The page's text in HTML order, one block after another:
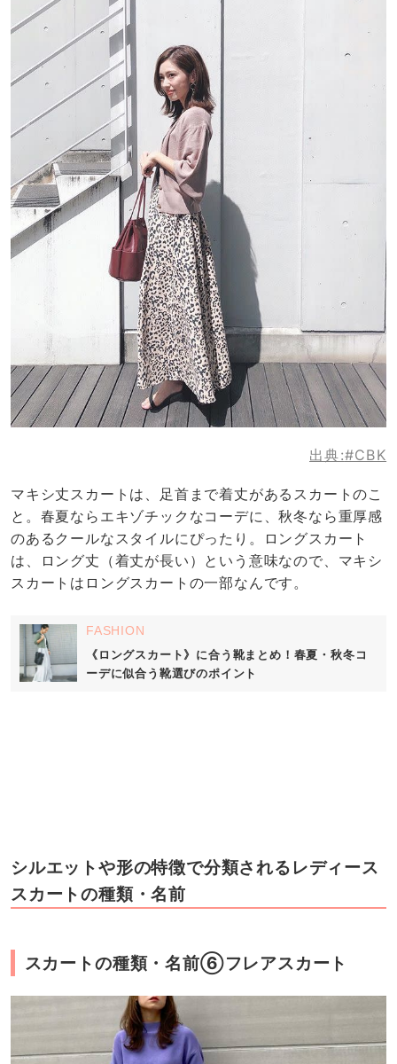
出典:#CBK
マキシ丈スカートは、足首まで着丈があるスカートのこ
と。春夏ならエキゾチックなコーデに、秋冬なら重厚感
のあるクールなスタイルにぴったり。ロングスカート
は、ロング丈（着丈が長い）という意味なので、マキシ
スカートはロングスカートの一部なんです。
FASHION
《ロングスカート》に合う靴まとめ！春夏・秋冬コ
ーデに似合う靴選びのポイント
シルエットや形の特徴で分類されるレディース
スカートの種類・名前
スカートの種類・名前⑥フレアスカート